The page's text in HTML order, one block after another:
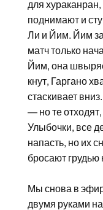
для
поднимают и
Ли и Йим. Йим
матч только
Йим, она
кнут, Гаргано
стаскивает
— но те отходят,
Улыбочки, все
напасть, но их
бросают грудью
Мы снова в
двумя руками